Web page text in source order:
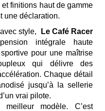
finitions haut de gamme
une déclaration.
style,
Le Café Racer
intégrale haute
pour une maîtrise
qui délivre des
Chaque détail
jusqu’à la sellerie
vrai pilote.
modèle. C’est